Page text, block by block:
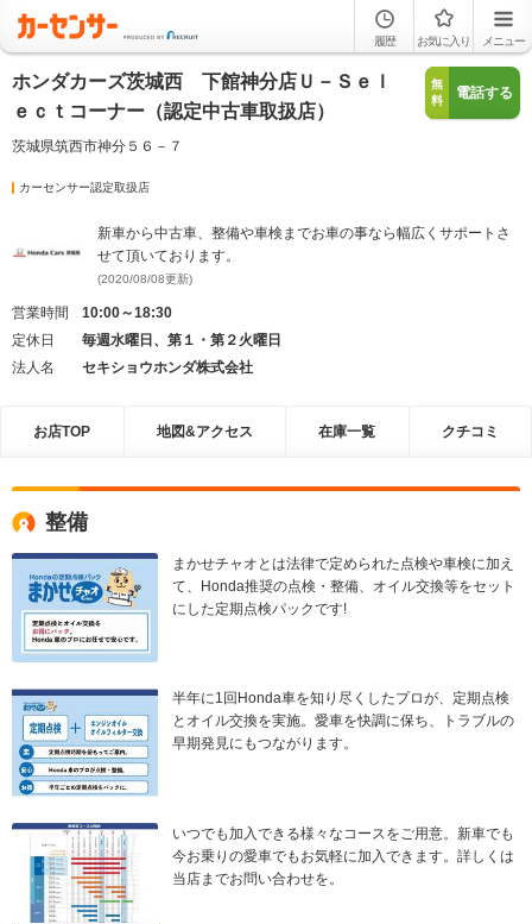
履歴 お気に入り メニュー
ホンダカーズ茨城西 下館神分店Ｕ－Ｓｅｌ
ｅｃｔコーナー（認定中古車取扱店）
茨城県筑西市神分５６－７
無
料
電話する
カーセンサー認定取扱店
新車から中古車、整備や車検までお車の事なら幅広くサポートさ
せて頂いております。
(2020/08/08更新)
営業時間
10:00～18:30
定休日
毎週水曜日、第１・第２火曜日
法人名
セキショウホンダ株式会社
お店TOP 地図&アクセス 在庫一覧 クチコミ
整備
まかせチャオとは法律で定められた点検や車検に加え
て、Honda推奨の点検・整備、オイル交換等をセット
にした定期点検パックです!
半年に1回Honda車を知り尽くしたプロが、定期点検
とオイル交換を実施。愛車を快調に保ち、トラブルの
早期発見にもつながります。
いつでも加入できる様々なコースをご用意。新車でも
今お乗りの愛車でもお気軽に加入できます。詳しくは
当店までお問い合わせを。